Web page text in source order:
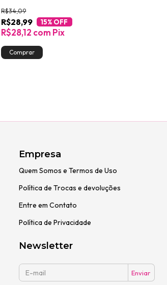
R$28,99
R$34,09
15% OFF
R$28,12 com Pix
Empresa
Quem Somos e Termos de Uso
Política de Trocas e devoluções
Entre em Contato
Política de Privacidade
Newsletter